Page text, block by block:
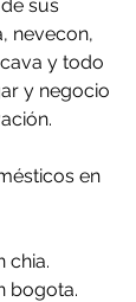
sus
nevecon,
y todo
y negocio
en
chia.
bogota.